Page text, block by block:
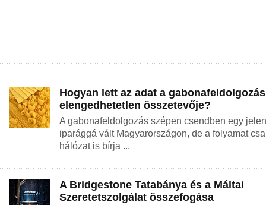
Hogyan lett az adat a
elengedhetetlen összetevője?
A gabonafeldolgozás szépen csendben egy
iparággá vált Magyarországon, de a folyamat
hálózat is bírja ...
A Bridgestone Tatabánya és a Máltai
Szeretetszolgálat összefogása